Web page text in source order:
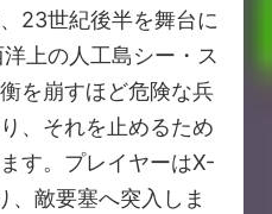
23世紀後半を舞台に
上の人工島シー・ス
を崩すほど危険な兵
、それを止めるため
す。プレイヤーはX-
、敵要塞へ突入しま